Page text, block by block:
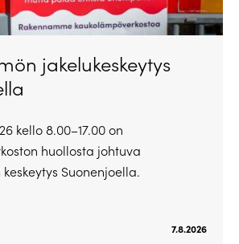
jakelukeskeytys
kello 8.00–17.00 on
huollosta johtuva
Suonenjoella.
7.8.2026